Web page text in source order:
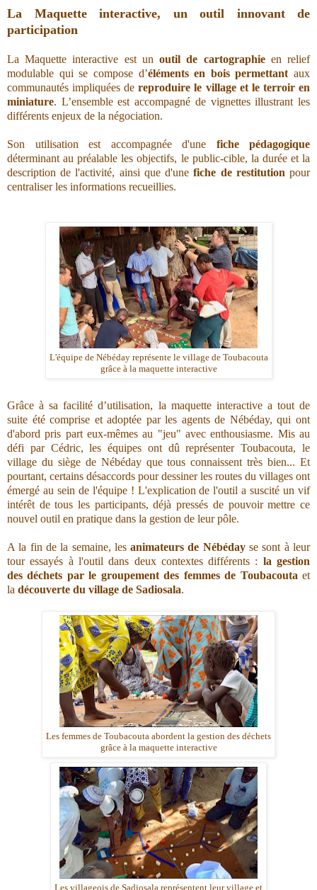
La Maquette interactive, un outil innovant de
participation
La Maquette interactive est unoutil de cartographie en relief
modulable qui se compose d’éléments en bois permettant aux
communautés impliquées dereproduire le village et le terroir en
miniature. L’ensemble est accompagné de vignettes illustrant les
différents enjeux de la négociation.
Son utilisation est accompagnée d'une fiche pédagogique
déterminant au préalable les objectifs, le public-cible, la durée et la
description de l'activité, ainsi que d'unefiche de restitution pour
centraliser les informations recueillies.
L'équipe de Nébéday représente le village de Toubacouta
grâce à la maquette interactive
Grâce à sa facilité d’utilisation, la maquette interactive a tout de
suite été comprise et adoptée par les agents de Nébéday, qui ont
d'abord pris part eux-mêmes au "jeu" avec enthousiasme. Mis au
défi par Cédric, les équipes ont dû représenter Toubacouta, le
village du siège de Nébéday que tous connaissent très bien... Et
pourtant, certains désaccords pour dessiner les routes du villages ont
émergé au sein de l'équipe ! L'explication de l'outil a suscité un vif
intérêt de tous les participants, déjà pressés de pouvoir mettre ce
nouvel outil en pratique dans la gestion de leur pôle.
A la fin de la semaine, lesanimateurs de Nébédayse sont à leur
tour essayés à l'outil dans deux contextes différents : la gestion
des déchets par le groupement des femmes de Toubacouta et
la découverte du village de Sadiosala.
Les femmes de Toubacouta abordent la gestion des déchets
grâce à la maquette interactive